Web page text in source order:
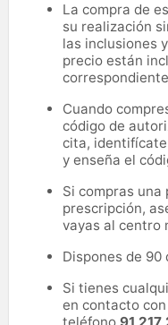
La compra de
su realización
las inclusiones
precio están
Cuando
código de
cita,
y enseña el
Si compras una
prescripción,
vayas al centro
Dispones de 90
Si tienes
en contacto